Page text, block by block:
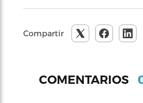
Compartir
COMENTARIOS